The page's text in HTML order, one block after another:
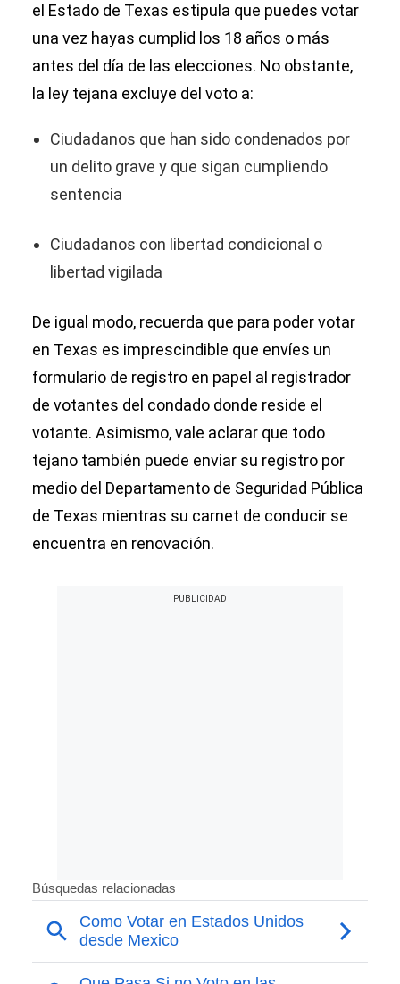
el Estado de Texas estipula que puedes votar
una vez hayas cumplid los 18 años o más
antes del día de las elecciones. No obstante,
la ley tejana excluye del voto a:
Ciudadanos que han sido condenados por
un delito grave y que sigan cumpliendo
sentencia
Ciudadanos con libertad condicional o
libertad vigilada
De igual modo, recuerda que para poder votar
en Texas es imprescindible que envíes un
formulario de registro en papel al registrador
de votantes del condado donde reside el
votante. Asimismo, vale aclarar que todo
tejano también puede enviar su registro por
medio del Departamento de Seguridad Pública
de Texas mientras su carnet de conducir se
encuentra en renovación.